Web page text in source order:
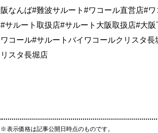
阪なんば#難波サルート#ワコール直営店#
#サルート取扱店#サルート大阪取扱店#大
ワコール#サルートバイワコールクリスタ
リスタ長堀店
表示価格は記事公開日時点のものです。